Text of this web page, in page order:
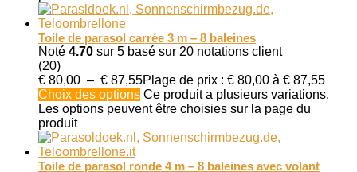
Toile de parasol carrée 3 m – 8 baleines
Noté 4.70 sur 5 basé sur 20 notations client
(20)
€ 80,00 – € 87,55Plage de prix : € 80,00 à € 87,55
Choix des options Ce produit a plusieurs variations.
Les options peuvent être choisies sur la page du
produit
Toile de parasol ronde 4 m – 8 baleines avec volant